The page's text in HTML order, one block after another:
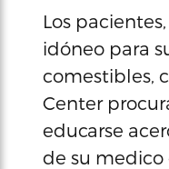
Los
idóneo para
comestibles,
Center
educarse
de su medico